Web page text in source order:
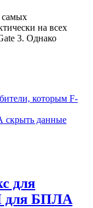
самых
на всех
3. Однако
которым F-
скрыть данные
для
для БПЛА